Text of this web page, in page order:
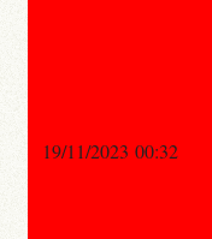
19/11/2023 00:32